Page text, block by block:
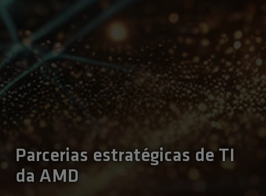
Parcerias estratégicas de TI
da AMD